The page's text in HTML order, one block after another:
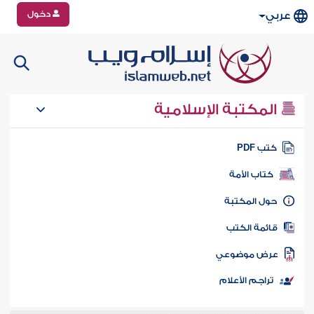
عربي دخول
المكتبة الإسلامية
كتب PDF
كتاب الأمة
المكتبة
الكتب
موضوعي